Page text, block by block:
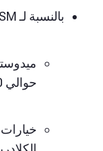
بالنسبة لـ ASM المصابة بتلف في الأعضاء:
حوالي 60٪ من المرضى)
خيارات